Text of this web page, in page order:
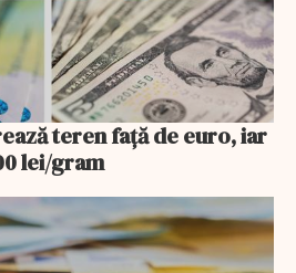
teren faţă de euro, iar
lei/gram